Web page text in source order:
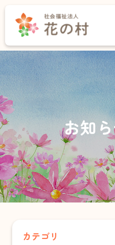
法人について
事業紹介
介護事業
保育事業・あさりこども
保育事業・さくらこども
育成事業・放課後児童ク
住宅事業
お知らせ
採用情報
お問い合わせ
TOPページ
花の村につい
お知らせ
採用情報
介護事業
デイサービスセ
ヘルパーステー
居宅介護支援事業
お知
カテゴリ